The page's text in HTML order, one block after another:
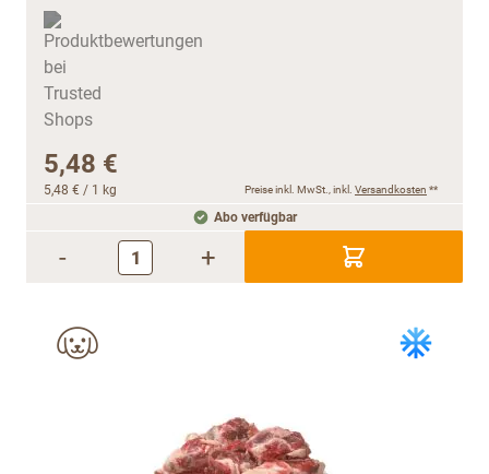
5,48 €
5,48 € / 1 kg Preise inkl. MwSt., inkl. Versandkosten **
Abo verfügbar
- +